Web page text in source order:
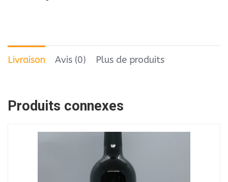
Livraison Avis (0) Plus de produits
Produits connexes